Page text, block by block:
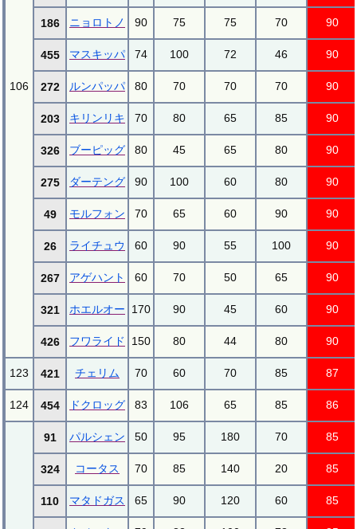
106
186 ニョロトノ 90 75 75 70 90
455 マスキッパ 74 100 72 46 90
272 ルンパッパ 80 70 70 70 90
203 キリンリキ 70 80 65 85 90
326 ブーピッグ 80 45 65 80 90
275 ダーテング 90 100 60 80 90
49 モルフォン 70 65 60 90 90
26 ライチュウ 60 90 55 100 90
267 アゲハント 60 70 50 65 90
321 ホエルオー 170 90 45 60 90
426 フワライド 150 80 44 80 90
123 421 チェリム 70 60 70 85 87
124 454 ドクロッグ 83 106 65 85 86
91 パルシェン 50 95 180 70 85
324 コータス 70 85 140 20 85
110 マタドガス 65 90 120 60 85